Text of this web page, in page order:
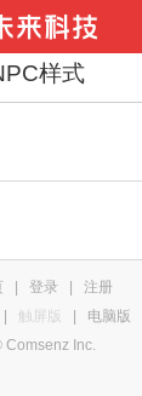
样式
登录
注册
触屏版 电脑版
Comsenz Inc.